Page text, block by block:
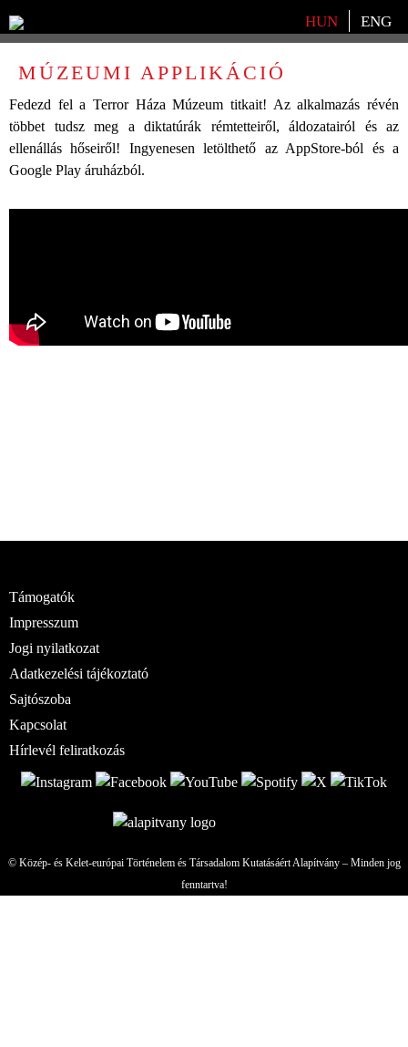
Válasszon nyelvet
HUN ENG
MÚZEUMI APPLIKÁCIÓ
Fedezd fel a Terror Háza Múzeum titkait! Az alkalmazás révén
többet tudsz meg a diktatúrák rémtetteiről, áldozatairól és az
ellenállás hőseiről! Ingyenesen letölthető az AppStore-ból és a
Google Play áruházból.
Támogatók
Impresszum
Jogi nyilatkozat
Adatkezelési tájékoztató
Sajtószoba
Kapcsolat
Hírlevél feliratkozás
© Közép- és Kelet-európai Történelem és Társadalom Kutatásáért Alapítvány – Minden jog
fenntartva!